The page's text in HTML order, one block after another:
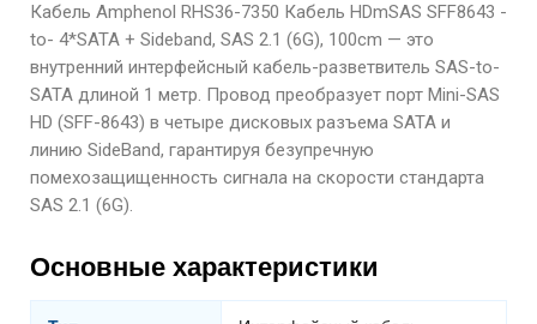
Кабель Amphenol RHS36-7350 Кабель HDmSAS SFF8643 -
to- 4*SATA + Sideband, SAS 2.1 (6G), 100cm — это
внутренний интерфейсный кабель-разветвитель SAS-to-
SATA длиной 1 метр. Провод преобразует порт Mini-SAS
HD (SFF-8643) в четыре дисковых разъема SATA и
линию SideBand, гарантируя безупречную
помехозащищенность сигнала на скорости стандарта
SAS 2.1 (6G).
Основные характеристики